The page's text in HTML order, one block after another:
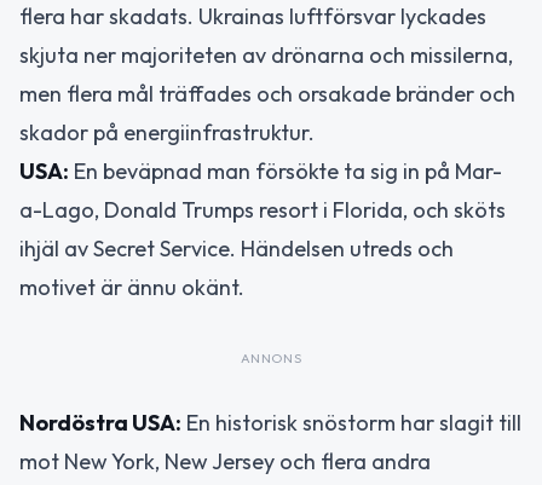
flera har skadats. Ukrainas luftförsvar lyckades
skjuta ner majoriteten av drönarna och missilerna,
men flera mål träffades och orsakade bränder och
skador på energiinfrastruktur.
USA: En beväpnad man försökte ta sig in på Mar-
a-Lago, Donald Trumps resort i Florida, och sköts
ihjäl av Secret Service. Händelsen utreds och
motivet är ännu okänt.
ANNONS
Nordöstra USA: En historisk snöstorm har slagit till
mot New York, New Jersey och flera andra